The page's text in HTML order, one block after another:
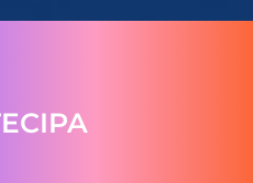
per valorizzare soluzioni
e nuovi modelli di